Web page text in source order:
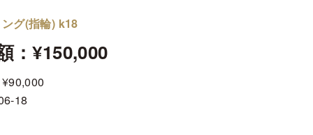
グ(指輪) k18
：¥150,000
18